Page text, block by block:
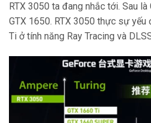
RTX 3050 ta đang nhắc tới. Sau
GTX 1650. RTX 3050 thực sự yếu
Ti ở tính năng Ray Tracing và